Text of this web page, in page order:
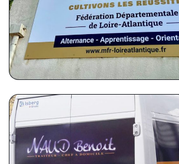
Enseigne en Panneau dibon